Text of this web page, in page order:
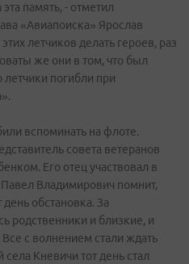
память, - отметил
«Авиапоиска» Ярослав
летчиков делать героев, раз
же они в том, что был
летчики погибли при
вспоминать на флоте.
совета ветеранов
Его отец участвовал в
Владимирович помнит,
обстановка. За
родственники и близкие, и
с волнением стали ждать
Кневичи тот день стал